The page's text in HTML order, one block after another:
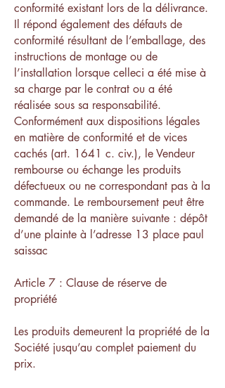
conformité existant lors de la délivrance.
Il répond également des défauts de
conformité résultant de l’emballage, des
instructions de montage ou de
l’installation lorsque celleci a été mise à
sa charge par le contrat ou a été
réalisée sous sa responsabilité.
Conformément aux dispositions légales
en matière de conformité et de vices
cachés (art. 1641 c. civ.), le Vendeur
rembourse ou échange les produits
défectueux ou ne correspondant pas à la
commande. Le remboursement peut être
demandé de la manière suivante : dépôt
d’une plainte à l’adresse 13 place paul
saissac
Article 7 : Clause de réserve de
propriété
Les produits demeurent la propriété de la
Société jusqu’au complet paiement du
prix.